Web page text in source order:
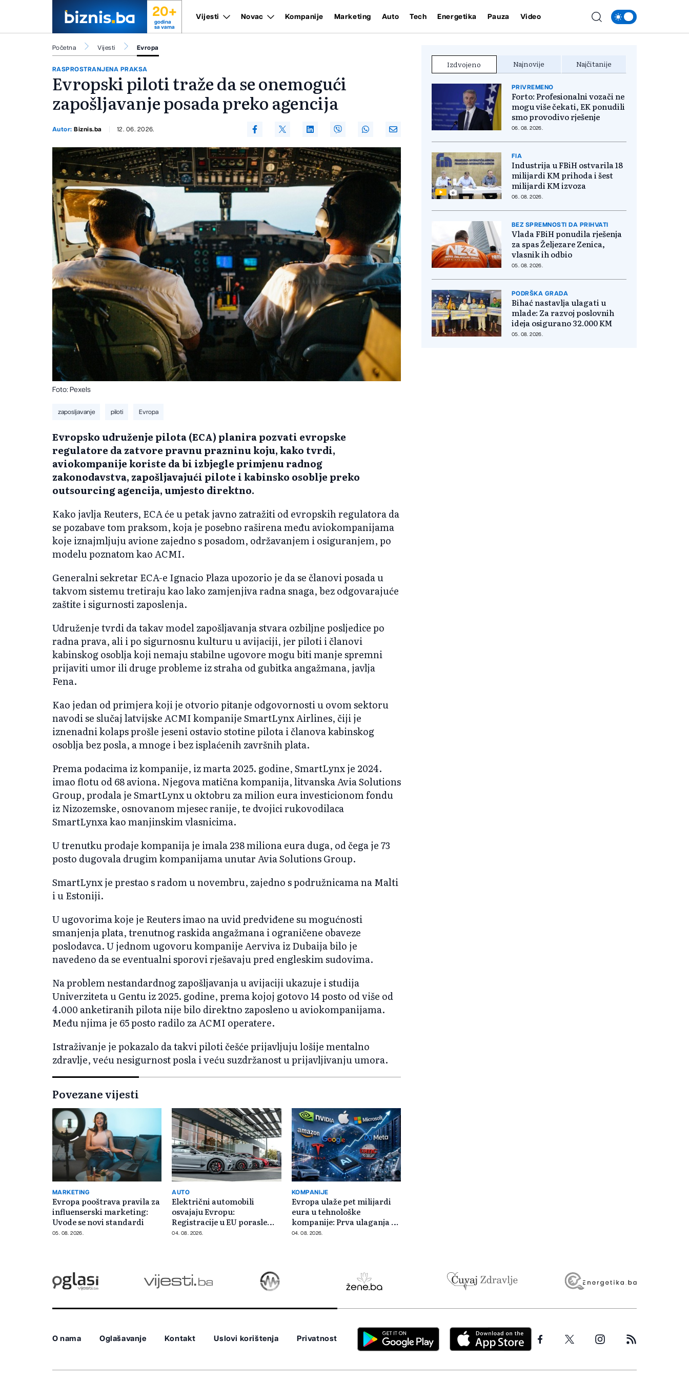
20+
godina
sa vama
Vijesti Novac Kompanije Marketing Auto Tech Energetika Pauza Video
Početna Vijesti Evropa
RASPROSTRANJENA PRAKSA
Evropski piloti traže da se onemogući
zapošljavanje posada preko agencija
Autor:Biznis.ba 12. 06. 2026.
Foto: Pexels
zaposljavanje piloti Evropa
Evropsko udruženje pilota (ECA) planira pozvati evropske
regulatore da zatvore pravnu prazninu koju, kako tvrdi,
aviokompanije koriste da bi izbjegle primjenu radnog
zakonodavstva, zapošljavajući pilote i kabinsko osoblje preko
outsourcing agencija, umjesto direktno.
Kako javlja Reuters, ECA će u petak javno zatražiti od evropskih regulatora da
se pozabave tom praksom, koja je posebno raširena među aviokompanijama
koje iznajmljuju avione zajedno s posadom, održavanjem i osiguranjem, po
modelu poznatom kao ACMI.
Generalni sekretar ECA-e Ignacio Plaza upozorio je da se članovi posada u
takvom sistemu tretiraju kao lako zamjenjiva radna snaga, bez odgovarajuće
zaštite i sigurnosti zaposlenja.
Udruženje tvrdi da takav model zapošljavanja stvara ozbiljne posljedice po
radna prava, ali i po sigurnosnu kulturu u avijaciji, jer piloti i članovi
kabinskog osoblja koji nemaju stabilne ugovore mogu biti manje spremni
prijaviti umor ili druge probleme iz straha od gubitka angažmana, javlja
Fena.
Kao jedan od primjera koji je otvorio pitanje odgovornosti u ovom sektoru
navodi se slučaj latvijske ACMI kompanije SmartLynx Airlines, čiji je
iznenadni kolaps prošle jeseni ostavio stotine pilota i članova kabinskog
osoblja bez posla, a mnoge i bez isplaćenih završnih plata.
Prema podacima iz kompanije, iz marta 2025. godine, SmartLynx je 2024.
imao flotu od 68 aviona. Njegova matična kompanija, litvanska Avia Solutions
Group, prodala je SmartLynx u oktobru za milion eura investicionom fondu
iz Nizozemske, osnovanom mjesec ranije, te dvojici rukovodilaca
SmartLynxa kao manjinskim vlasnicima.
U trenutku prodaje kompanija je imala 238 miliona eura duga, od čega je 73
posto dugovala drugim kompanijama unutar Avia Solutions Group.
SmartLynx je prestao s radom u novembru, zajedno s podružnicama na Malti
i u Estoniji.
U ugovorima koje je Reuters imao na uvid predviđene su mogućnosti
smanjenja plata, trenutnog raskida angažmana i ograničene obaveze
poslodavca. U jednom ugovoru kompanije Aerviva iz Dubaija bilo je
navedeno da se eventualni sporovi rješavaju pred engleskim sudovima.
Na problem nestandardnog zapošljavanja u avijaciji ukazuje i studija
Univerziteta u Gentu iz 2025. godine, prema kojoj gotovo 14 posto od više od
4.000 anketiranih pilota nije bilo direktno zaposleno u aviokompanijama.
Među njima je 65 posto radilo za ACMI operatere.
Istraživanje je pokazalo da takvi piloti češće prijavljuju lošije mentalno
zdravlje, veću nesigurnost posla i veću suzdržanost u prijavljivanju umora.
Povezane vijesti
MARKETING
Evropa pooštrava pravila za
influenserski marketing:
Uvode se novi standardi
05. 08. 2026.
AUTO
Električni automobili
osvajaju Evropu:
Registracije u EU porasle
gotovo 30 posto
04. 08. 2026.
KOMPANIJE
Evropa ulaže pet milijardi
eura u tehnološke
kompanije: Prva ulaganja na
jesen
04. 08. 2026.
Izdvojeno Najnovije Najčitanije
PRIVREMENO
Forto: Profesionalni vozači ne
mogu više čekati, EK ponudili
smo provodivo rješenje
06. 08. 2026.
FIA
Industrija u FBiH ostvarila 18
milijardi KM prihoda i šest
milijardi KM izvoza
06. 08. 2026.
BEZ SPREMNOSTI DA PRIHVATI
Vlada FBiH ponudila rješenja
za spas Željezare Zenica,
vlasnik ih odbio
05. 08. 2026.
PODRŠKA GRADA
Bihać nastavlja ulagati u
mlade: Za razvoj poslovnih
ideja osigurano 32.000 KM
05. 08. 2026.
O nama Oglašavanje Kontakt Uslovi korištenja Privatnost